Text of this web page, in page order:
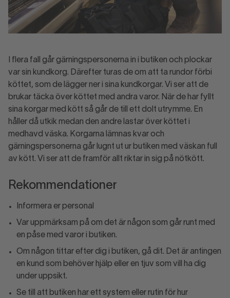
I flera fall går gärningspersonerna in i butiken och plockar
var sin kundkorg. Därefter turas de om att ta rundor förbi
köttet, som de lägger ner i sina kundkorgar. Vi ser att de
brukar täcka över köttet med andra varor. När de har fyllt
sina korgar med kött så går de till ett dolt utrymme. En
håller då utkik medan den andre lastar över köttet i
medhavd väska. Korgarna lämnas kvar och
gärningspersonerna går lugnt ut ur butiken med väskan full
av kött. Vi ser att de framför allt riktar in sig på nötkött.
Rekommendationer
Informera er personal
Var uppmärksam på om det är någon som går runt med
en påse med varor i butiken.
Om någon tittar efter dig i butiken, gå dit. Det är antingen
en kund som behöver hjälp eller en tjuv som vill ha dig
under uppsikt.
Se till att butiken har ett system eller rutin för hur